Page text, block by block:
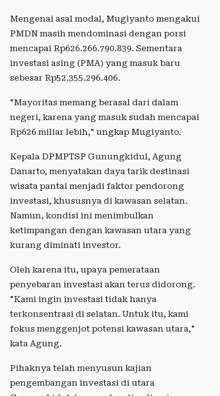
Mengenai asal modal, Mugiyanto mengakui
PMDN masih mendominasi dengan porsi
mencapai Rp626.266.790.839. Sementara
investasi asing (PMA) yang masuk baru
sebesar Rp52.355.296.406.
"Mayoritas memang berasal dari dalam
negeri, karena yang masuk sudah mencapai
Rp626 miliar lebih," ungkap Mugiyanto.
Kepala DPMPTSP Gunungkidul, Agung
Danarto, menyatakan daya tarik destinasi
wisata pantai menjadi faktor pendorong
investasi, khususnya di kawasan selatan.
Namun, kondisi ini menimbulkan
ketimpangan dengan kawasan utara yang
kurang diminati investor.
Oleh karena itu, upaya pemerataan
penyebaran investasi akan terus didorong.
"Kami ingin investasi tidak hanya
terkonsentrasi di selatan. Untuk itu, kami
fokus menggenjot potensi kawasan utara,"
kata Agung.
Pihaknya telah menyusun kajian
pengembangan investasi di utara